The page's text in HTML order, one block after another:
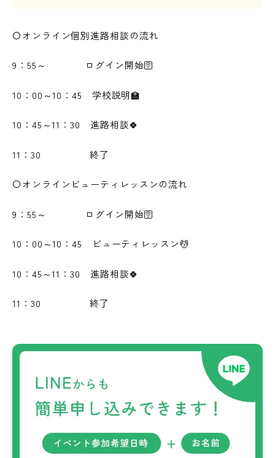
〇オンライン個別進路相談の流れ
9：55～ ログイン開始🛜
10：00～10：45 学校説明🏫
10：45～11：30 進路相談🍀
11：30 終了
〇オンラインビューティレッスンの流れ
9：55～ ログイン開始🛜
10：00～10：45 ビューティレッスン💆
10：45～11：30 進路相談🍀
11：30 終了